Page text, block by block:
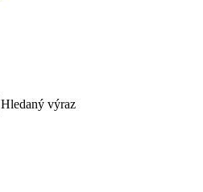
Hledaný výraz